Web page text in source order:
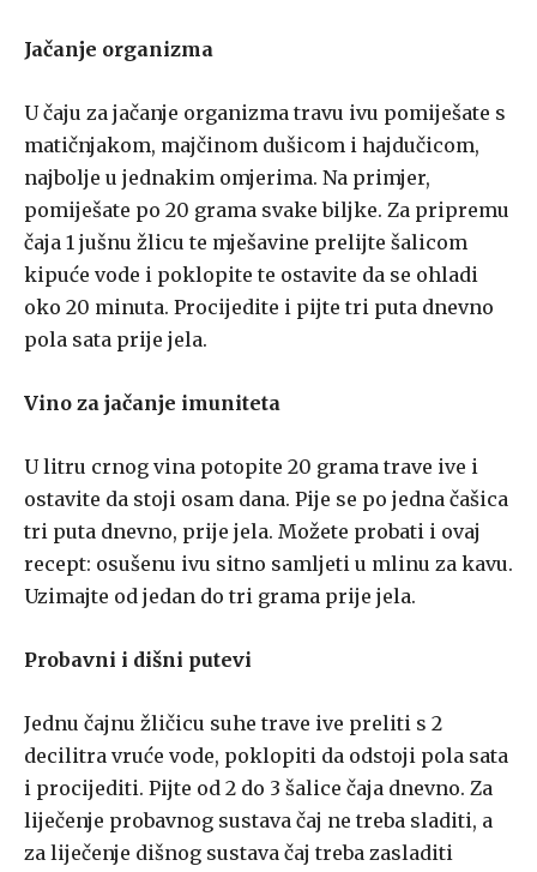
Jačanje organizma
U čaju za jačanje organizma travu ivu pomiješate s
matičnjakom, majčinom dušicom i hajdučicom,
najbolje u jednakim omjerima. Na primjer,
pomiješate po 20 grama svake biljke. Za pripremu
čaja 1 jušnu žlicu te mješavine prelijte šalicom
kipuće vode i poklopite te ostavite da se ohladi
oko 20 minuta. Procijedite i pijte tri puta dnevno
pola sata prije jela.
Vino za jačanje imuniteta
U litru crnog vina potopite 20 grama trave ive i
ostavite da stoji osam dana. Pije se po jedna čašica
tri puta dnevno, prije jela. Možete probati i ovaj
recept: osušenu ivu sitno samljeti u mlinu za kavu.
Uzimajte od jedan do tri grama prije jela.
Probavni i dišni putevi
Jednu čajnu žličicu suhe trave ive preliti s 2
decilitra vruće vode, poklopiti da odstoji pola sata
i procijediti. Pijte od 2 do 3 šalice čaja dnevno. Za
liječenje probavnog sustava čaj ne treba sladiti, a
za liječenje dišnog sustava čaj treba zasladiti